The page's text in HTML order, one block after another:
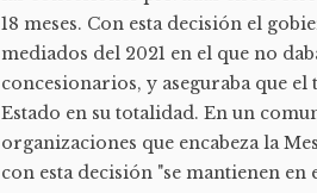
18 meses. Con esta decisión el
mediados del 2021 en el que no
concesionarios, y aseguraba que
Estado en su totalidad. En un
organizaciones que encabeza la
con esta decisión "se mantienen